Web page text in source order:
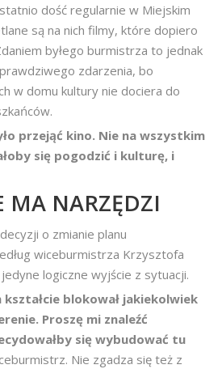
dość regularnie w Miejskim
są na nich filmy, które dopiero
byłego burmistrza to jednak
zdarzenia, bo
w domu kultury nie dociera do
przejąć kino. Nie na wszystkim
się pogodzić i kulturę, i
MA NARZĘDZI
o zmianie planu
wiceburmistrza Krzysztofa
logiczne wyjście z sytuacji.
kształcie blokował jakiekolwiek
Proszę mi znaleźć
się wybudować tu
Nie zgadza się też z